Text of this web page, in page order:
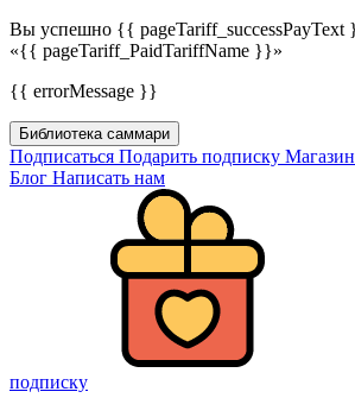
Вы успешно {{ pageTariff_successPayText
«{{ pageTariff_PaidTariffName }}»
{{ errorMessage }}
Библиотека саммари
Подписаться Подарить подписку
Блог Написать нам
подписку